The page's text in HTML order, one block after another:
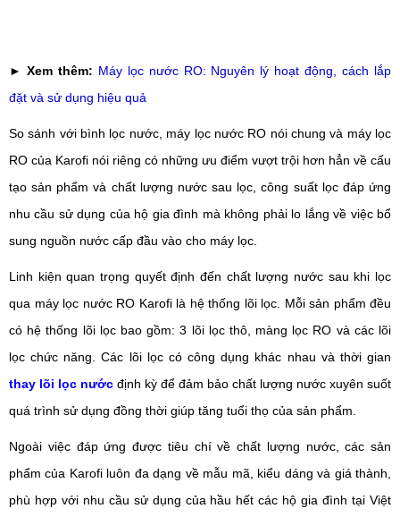
► Xem thêm: Máy lọc nước RO: Nguyên lý hoạt động, cách lắp
đặt và sử dụng hiệu quả
So sánh với bình lọc nước, máy lọc nước RO nói chung và máy lọc
RO của Karofi nói riêng có những ưu điểm vượt trội hơn hẳn về cấu
tạo sản phẩm và chất lượng nước sau lọc, công suất lọc đáp ứng
nhu cầu sử dụng của hộ gia đình mà không phải lo lắng về việc bổ
sung nguồn nước cấp đầu vào cho máy lọc.
Linh kiện quan trọng quyết định đến chất lượng nước sau khi lọc
qua máy lọc nước RO Karofi là hệ thống lõi lọc. Mỗi sản phẩm đều
có hệ thống lõi lọc bao gồm: 3 lõi lọc thô, màng lọc RO và các lõi
lọc chức năng. Các lõi lọc có công dụng khác nhau và thời gian
thay lõi lọc nước định kỳ để đảm bảo chất lượng nước xuyên suốt
quá trình sử dụng đồng thời giúp tăng tuổi thọ của sản phẩm.
Ngoài việc đáp ứng được tiêu chí về chất lượng nước, các sản
phẩm của Karofi luôn đa dạng về mẫu mã, kiểu dáng và giá thành,
phù hợp với nhu cầu sử dụng của hầu hết các hộ gia đình tại Việt